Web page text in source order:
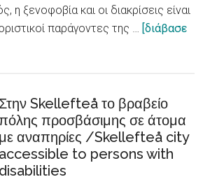
η ξενοφοβία και οι διακρίσεις είναι
παράγοντες της … [διάβασε
Στην Skellefteå το βραβείο
προσβάσιμης σε άτομα
με αναπηρίες /Skellefteå city
accessible to persons with
disabilities